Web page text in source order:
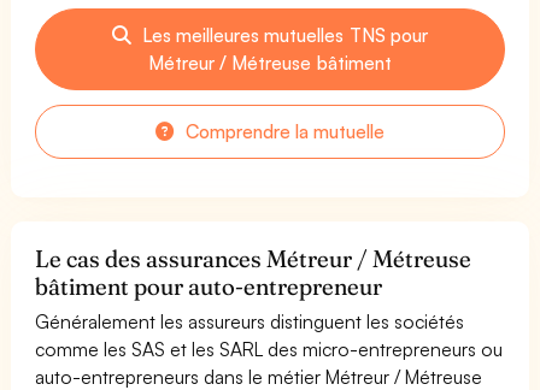
Les meilleures mutuelles TNS pour
Métreur / Métreuse bâtiment
Comprendre la mutuelle
Le cas des assurances Métreur / Métreuse
bâtiment pour auto-entrepreneur
Généralement les assureurs distinguent les sociétés
comme les SAS et les SARL des micro-entrepreneurs ou
auto-entrepreneurs dans le métier Métreur / Métreuse